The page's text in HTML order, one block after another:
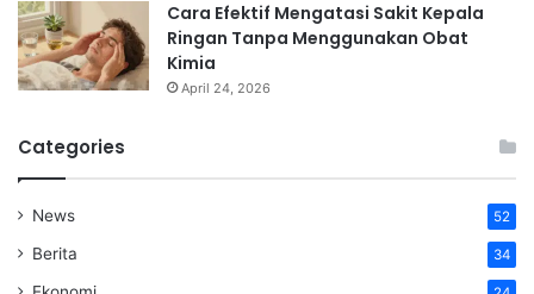
Cara Efektif Mengatasi Sakit Kepala
Ringan Tanpa Menggunakan Obat
Kimia
April 24, 2026
Categories
News 52
Berita 34